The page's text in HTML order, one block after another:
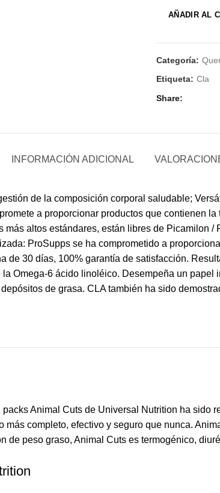
AÑADIR AL
Categoría:
Etiqueta: Cla
Share
INFORMACIÓN ADICIONAL
de la composición corporal saludable;
a proporcionar productos que contienen
más altos estándares, están libres de Picamilon
ProSupps se ha comprometido a
de 30 días, 100% garantía de satisfacción.
Omega-6 ácido linoléico. Desempeña un
de grasa. CLA también ha sido